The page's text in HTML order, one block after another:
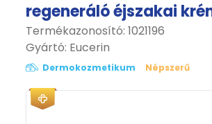
regeneráló éjszakai
Termékazonosító: 1021196
Gyártó: Eucerin
Dermokozmetikum Népszerű